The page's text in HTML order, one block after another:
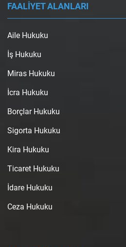
FAALİYET ALANLARI
Aile Hukuku
İş Hukuku
Miras Hukuku
İcra Hukuku
Borçlar Hukuku
Sigorta Hukuku
Kira Hukuku
Ticaret Hukuku
İdare Hukuku
Ceza Hukuku